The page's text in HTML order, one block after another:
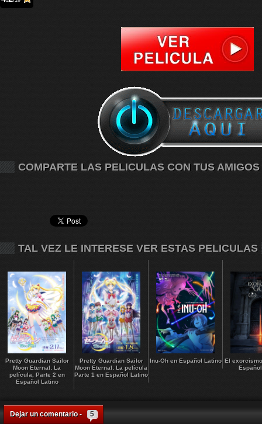
COMPARTE LAS PELICULAS CON TUS AMIGOS
TAL VEZ LE INTERESE VER ESTAS PELICULAS
Pretty Guardian Sailor
Moon Eternal: La
película, Parte 2 en
Español Latino
Pretty Guardian Sailor
Moon Eternal: La película
Parte 1 en Español Latino
Inu-Oh en Español Latino El
Dejar un comentario - 5